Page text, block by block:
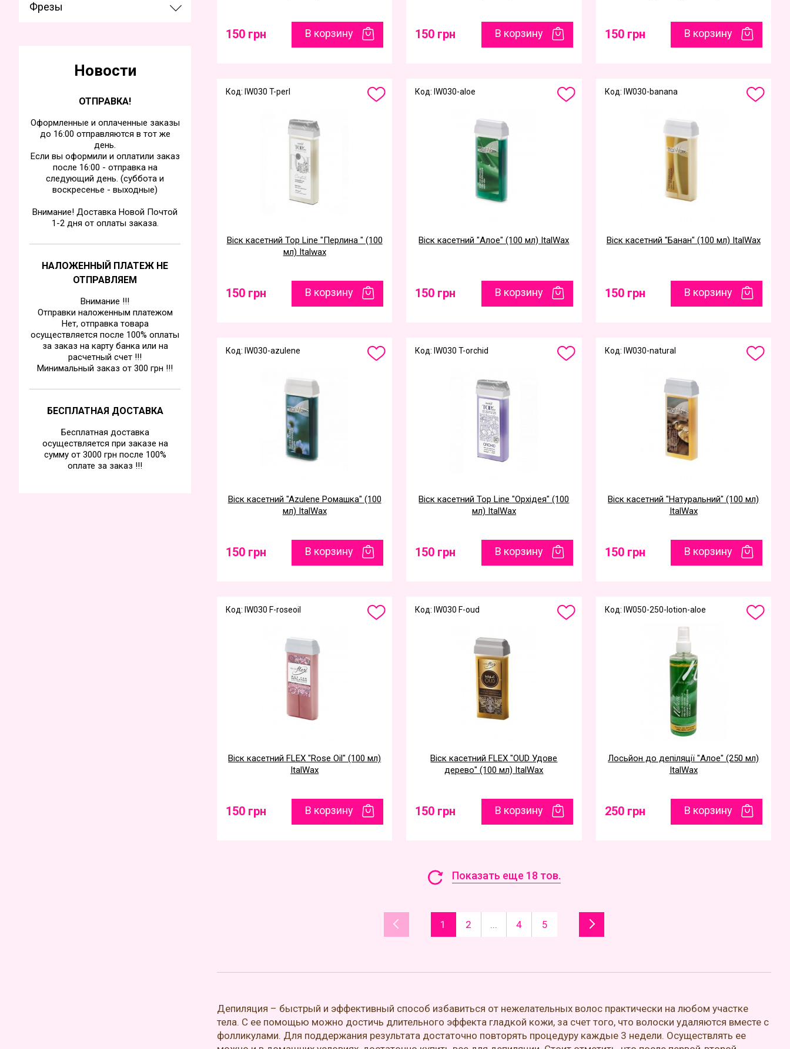
Фрезы
Новости
ОТПРАВКА!
Оформленные и оплаченные заказы
до 16:00 отправляются в тот же
день.
Если вы оформили и оплатили заказ
после 16:00 - отправка на
следующий день. (суббота и
воскресенье - выходные)
Внимание! Доставка Новой Почтой
1-2 дня от оплаты заказа.
НАЛОЖЕННЫЙ ПЛАТЕЖ НЕ
ОТПРАВЛЯЕМ
Внимание !!!
Отправки наложенным платежом
Нет, отправка товара
осуществляется после 100% оплаты
за заказ на карту банка или на
расчетный счет !!!
Минимальный заказ от 300 грн !!!
БЕСПЛАТНАЯ ДОСТАВКА
Бесплатная доставка
осуществляется при заказе на
сумму от 3000 грн после 100%
оплате за заказ !!!
150 грн В корзину 150 грн В корзину 150 грн В корзину
Код: IW030 T-perl
Віск касетний Top Line "Перлина " (100
мл) Italwax
150 грн В корзину
Код: IW030-aloe
Віск касетний "Алое" (100 мл) ItalWax
150 грн В корзину
Код: IW030-banana
Віск касетний "Банан" (100 мл) ItalWax
150 грн В корзину
Код: IW030-azulene
Віск касетний "Azulene Ромашка" (100
мл) ItalWax
150 грн В корзину
Код: IW030 T-orchid
Віск касетний Top Line "Орхідея" (100
мл) ItalWax
150 грн В корзину
Код: IW030-natural
Віск касетний "Натуральний" (100 мл)
ItalWax
150 грн В корзину
Код: IW030 F-roseoil
Віск касетний FLEX "Rose Oil" (100 мл)
ItalWax
150 грн В корзину
Код: IW030 F-oud
Віск касетний FLEX "OUD Удове
дерево" (100 мл) ItalWax
150 грн В корзину
Код: IW050-250-lotion-aloe
Лосьйон до депіляції "Алое" (250 мл)
ItalWax
250 грн В корзину
Показать еще 18 тов.
1 2 ... 4 5
Депиляция – быстрый и эффективный способ избавиться от нежелательных волос практически на любом участке
тела. С ее помощью можно достичь длительного эффекта гладкой кожи, за счет того, что волоски удаляются вместе с
фолликулами. Для поддержания результата достаточно повторять процедуру каждые 3 недели. Осуществлять ее